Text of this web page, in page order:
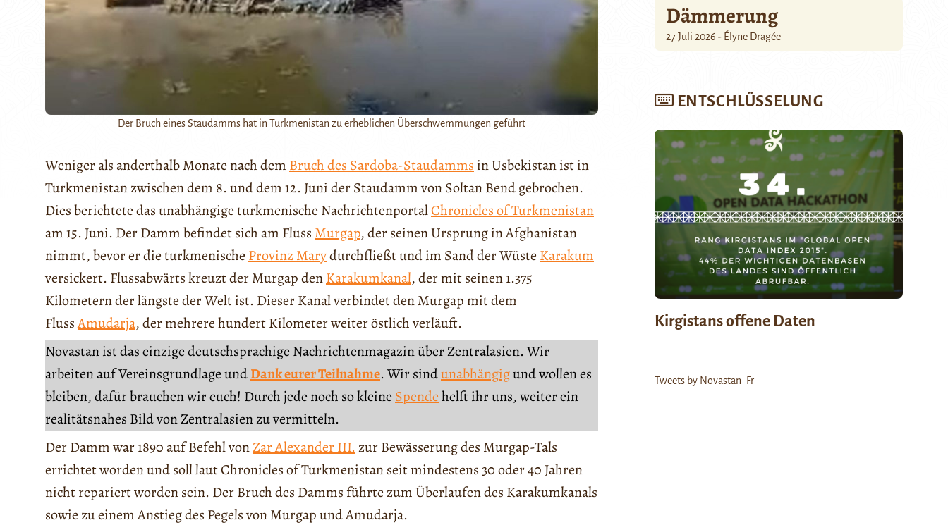
Der Bruch eines Staudamms hat in Turkmenistan zu erheblichen Überschwemmungen geführt
Weniger als anderthalb Monate nach dem Bruch des Sardoba-Staudamms in Usbekistan ist in
Turkmenistan zwischen dem 8. und dem 12. Juni der Staudamm von Soltan Bend gebrochen.
Dies berichtete das unabhängige turkmenische NachrichtenportalChronicles of Turkmenistan
am 15. Juni. Der Damm befindet sich am Fluss Murgap, der seinen Ursprung in Afghanistan
nimmt, bevor er die turkmenische Provinz Marydurchfließt und im Sand der Wüste Karakum
versickert. Flussabwärts kreuzt der Murgap denKarakumkanal, der mit seinen 1.375
Kilometern der längste der Welt ist. Dieser Kanal verbindet den Murgap mit dem
FlussAmudarja, der mehrere hundert Kilometer weiter östlich verläuft.
Novastan ist das einzige deutschsprachige Nachrichtenmagazin über Zentralasien. Wir
arbeiten auf Vereinsgrundlage undDank eurer Teilnahme. Wir sindunabhängigund wollen es
bleiben, dafür brauchen wir euch! Durch jede noch so kleine Spendehelft ihr uns, weiter ein
realitätsnahes Bild von Zentralasien zu vermitteln.
Der Damm war 1890 auf Befehl vonZar Alexander III.zur Bewässerung des Murgap-Tals
errichtet worden und soll laut Chronicles of Turkmenistan seit mindestens 30 oder 40 Jahren
nicht repariert worden sein. Der Bruch des Damms führte zum Überlaufen des Karakumkanals
sowie zu einem Anstieg des Pegels von Murgap und Amudarja.
Dämmerung
27 Juli 2026 - Élyne Dragée
ENTSCHLÜSSELUNG
Kirgistans offene Daten
Tweets by Novastan_Fr